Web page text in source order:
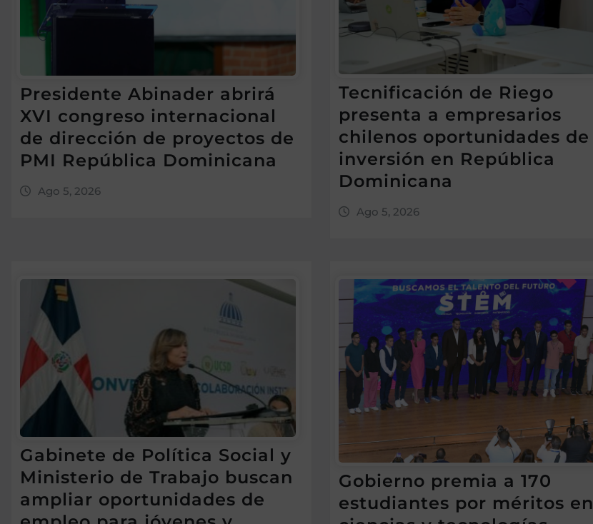
Presidente Abinader abrirá
XVI congreso internacional
de dirección de proyectos de
PMI República Dominicana
Ago 5, 2026
Tecnificación de Riego
presenta a empresarios
chilenos oportunidades de
inversión en República
Dominicana
Ago 5, 2026
Gabinete de Política Social y
Ministerio de Trabajo buscan
ampliar oportunidades de
Gobierno premia a 170
estudiantes por méritos en